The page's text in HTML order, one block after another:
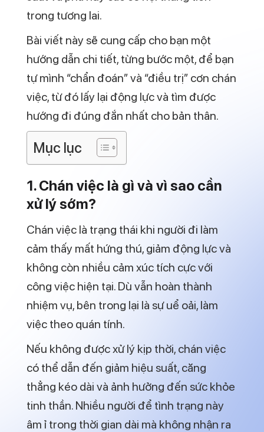
trong tương lai.
Bài viết này sẽ cung cấp cho bạn một
hướng dẫn chi tiết, từng bước một, để bạn
tự mình “chẩn đoán” và “điều trị” cơn chán
việc, từ đó lấy lại động lực và tìm được
hướng đi đúng đắn nhất cho bản thân.
Mục lục
1. Chán việc là gì và vì sao cần
xử lý sớm?
Chán việc là trạng thái khi người đi làm
cảm thấy mất hứng thú, giảm động lực và
không còn nhiều cảm xúc tích cực với
công việc hiện tại. Dù vẫn hoàn thành
nhiệm vụ, bên trong lại là sự uể oải, làm
việc theo quán tính.
Nếu không được xử lý kịp thời, chán việc
có thể dẫn đến giảm hiệu suất, căng
thẳng kéo dài và ảnh hưởng đến sức khỏe
tinh thần. Nhiều người để tình trạng này
âm ỉ trong thời gian dài mà không nhận ra